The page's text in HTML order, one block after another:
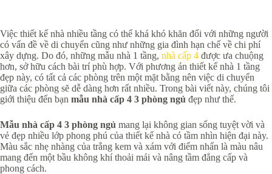
Việc thiết kế nhà nhiều tầng có thể khá khó khăn đối với những người
có vấn đề về di chuyển cũng như những gia đình hạn chế về chi phí
xây dựng. Do đó, những mẫu nhà 1 tầng, nhà cấp 4 được ưa chuộng
hơn, sở hữu cách bài trí phù hợp. Với phương án thiết kế nhà 1 tầng
đẹp này, có tất cả các phòng trên một mặt bằng nên việc di chuyển
giữa các phòng sẽ dễ dàng hơn rất nhiều. Trong bài viết này, chúng tôi
giới thiệu đến bạn mẫu nhà cấp 4 3 phòng ngủ đẹp như thế.
Mẫu nhà cấp 4 3 phòng ngủ mang lại không gian sống tuyệt vời và
vẻ đẹp nhiều lớp phong phú của thiết kế nhà có tầm nhìn hiện đại này.
Màu sắc nhẹ nhàng của trắng kem và xám với điểm nhấn là màu nâu
mang đến một bầu không khí thoải mái và nâng tầm đẳng cấp và
phong cách.